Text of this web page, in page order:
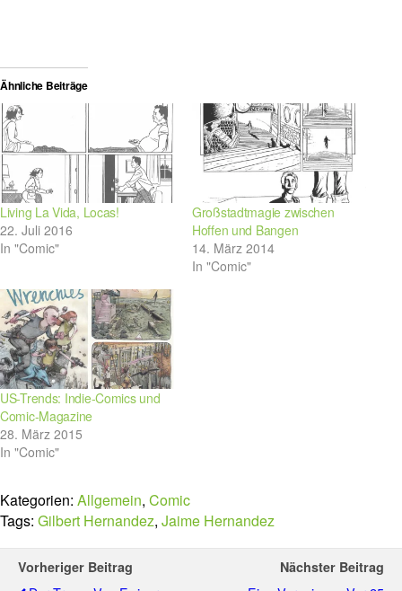
Ähnliche Beiträge
Living La Vida, Locas!
22. Juli 2016
In "Comic"
Großstadtmagie zwischen
Hoffen und Bangen
14. März 2014
In "Comic"
US-Trends: Indie-Comics und
Comic-Magazine
28. März 2015
In "Comic"
Kategorien: Allgemein, Comic
Tags: Gilbert Hernandez, Jaime Hernandez
Vorheriger Beitrag Nächster Beitrag